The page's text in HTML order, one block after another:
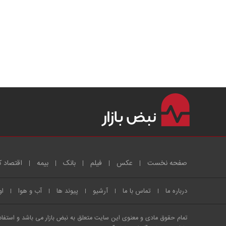
صفحه نخست عکس فیلم بانک بیمه اقتصاد
درباره ما تماس با ما آرشیو پیوند ها آب و هوا
تمام حقوق مادی و معنوی این سایت متعلق به نبض بازار می باشد و